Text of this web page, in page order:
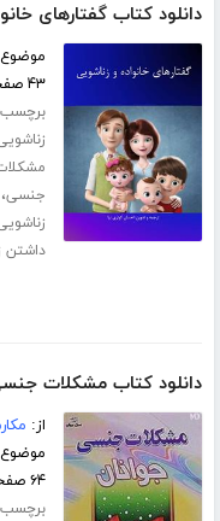
دانلود کتاب گفتارهای
۴۳ صفحه
جنسی،
داشتن
دانلود کتاب مشکلات
از:
۶۴ صفحه